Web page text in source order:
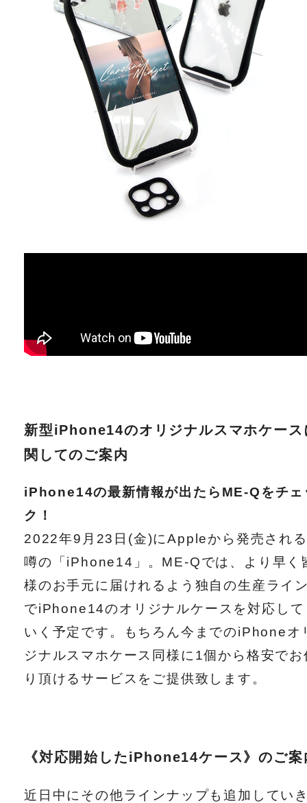
新型iPhone14のオリジナルスマホケース
関してのご案内
iPhone14の最新情報が出たらME-Qをチェ
ク！
2022年9月23日(金)にAppleから発売される
噂の「iPhone14」。ME-Qでは、より早く
様のお手元に届けれるよう独自の生産ライ
でiPhone14のオリジナルケースを対応して
いく予定です。もちろん今までのiPhoneオ
ジナルスマホケース同様に1個から格安でお
り頂けるサービスをご提供致します。
《対応開始したiPhone14ケース》のご案
近日中にその他ラインナップも追加してい